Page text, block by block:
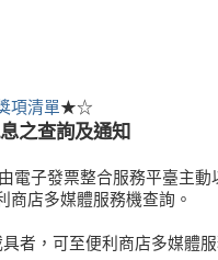
項清單★☆
之查詢及通知
電子發票整合服務平臺主動
商店多媒體服務機查詢。
者，可至便利商店多媒體服